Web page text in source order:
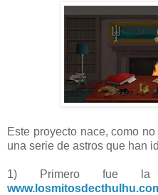
Este proyecto nace, como
una serie de astros que han
1) Primero fue la